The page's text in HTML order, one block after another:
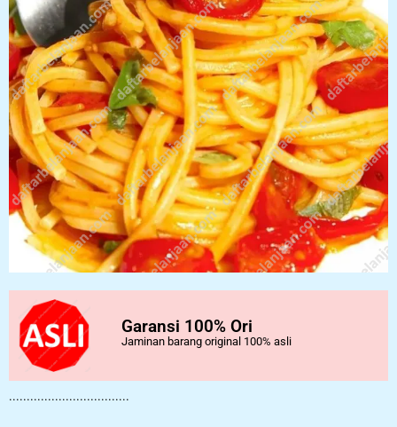
Garansi 100% Ori
Jaminan barang original 100% asli
..................................